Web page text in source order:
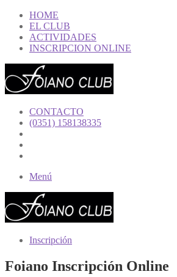
HOME
EL CLUB
ACTIVIDADES
INSCRIPCION ONLINE
CONTACTO
(0351) 158138335
Menú
Inscripción
Foiano Inscripción Online